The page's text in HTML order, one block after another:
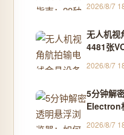
2026/8/7
无人机视
4481张
2026/8/7
5分钟解
Electron
2026/8/7